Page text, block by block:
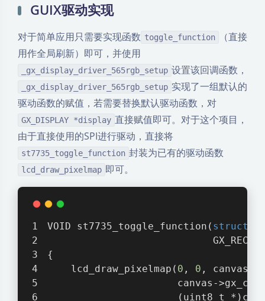
GUIX驱动实现
对于简单应用只需要实现函数 toggle_function
（直接
用作全局刷新）即可，并使用
_gx_display_driver_565rgb_setup 设置该回调函数，
_gx_display_driver_565rgb_setup 实现了一组默认的
驱动函数的赋值，若需要替换默认驱动函数，对
GX_DISPLAY *display 直接赋值即可。对于这个项目，
由于直接使用的SPI进行驱动，直接将
st7735_toggle_function 封装为已有的驱动函数
lcd_draw_pixelmap 即可。
VOID st7735_toggle_function( struct
{
    lcd_draw_pixelmap(
0 , 0 , canvas-
canvas-
(uint8_t